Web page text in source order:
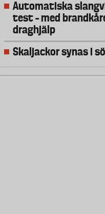
Automatiska
test – med
draghjälp
Skaljackor synas i